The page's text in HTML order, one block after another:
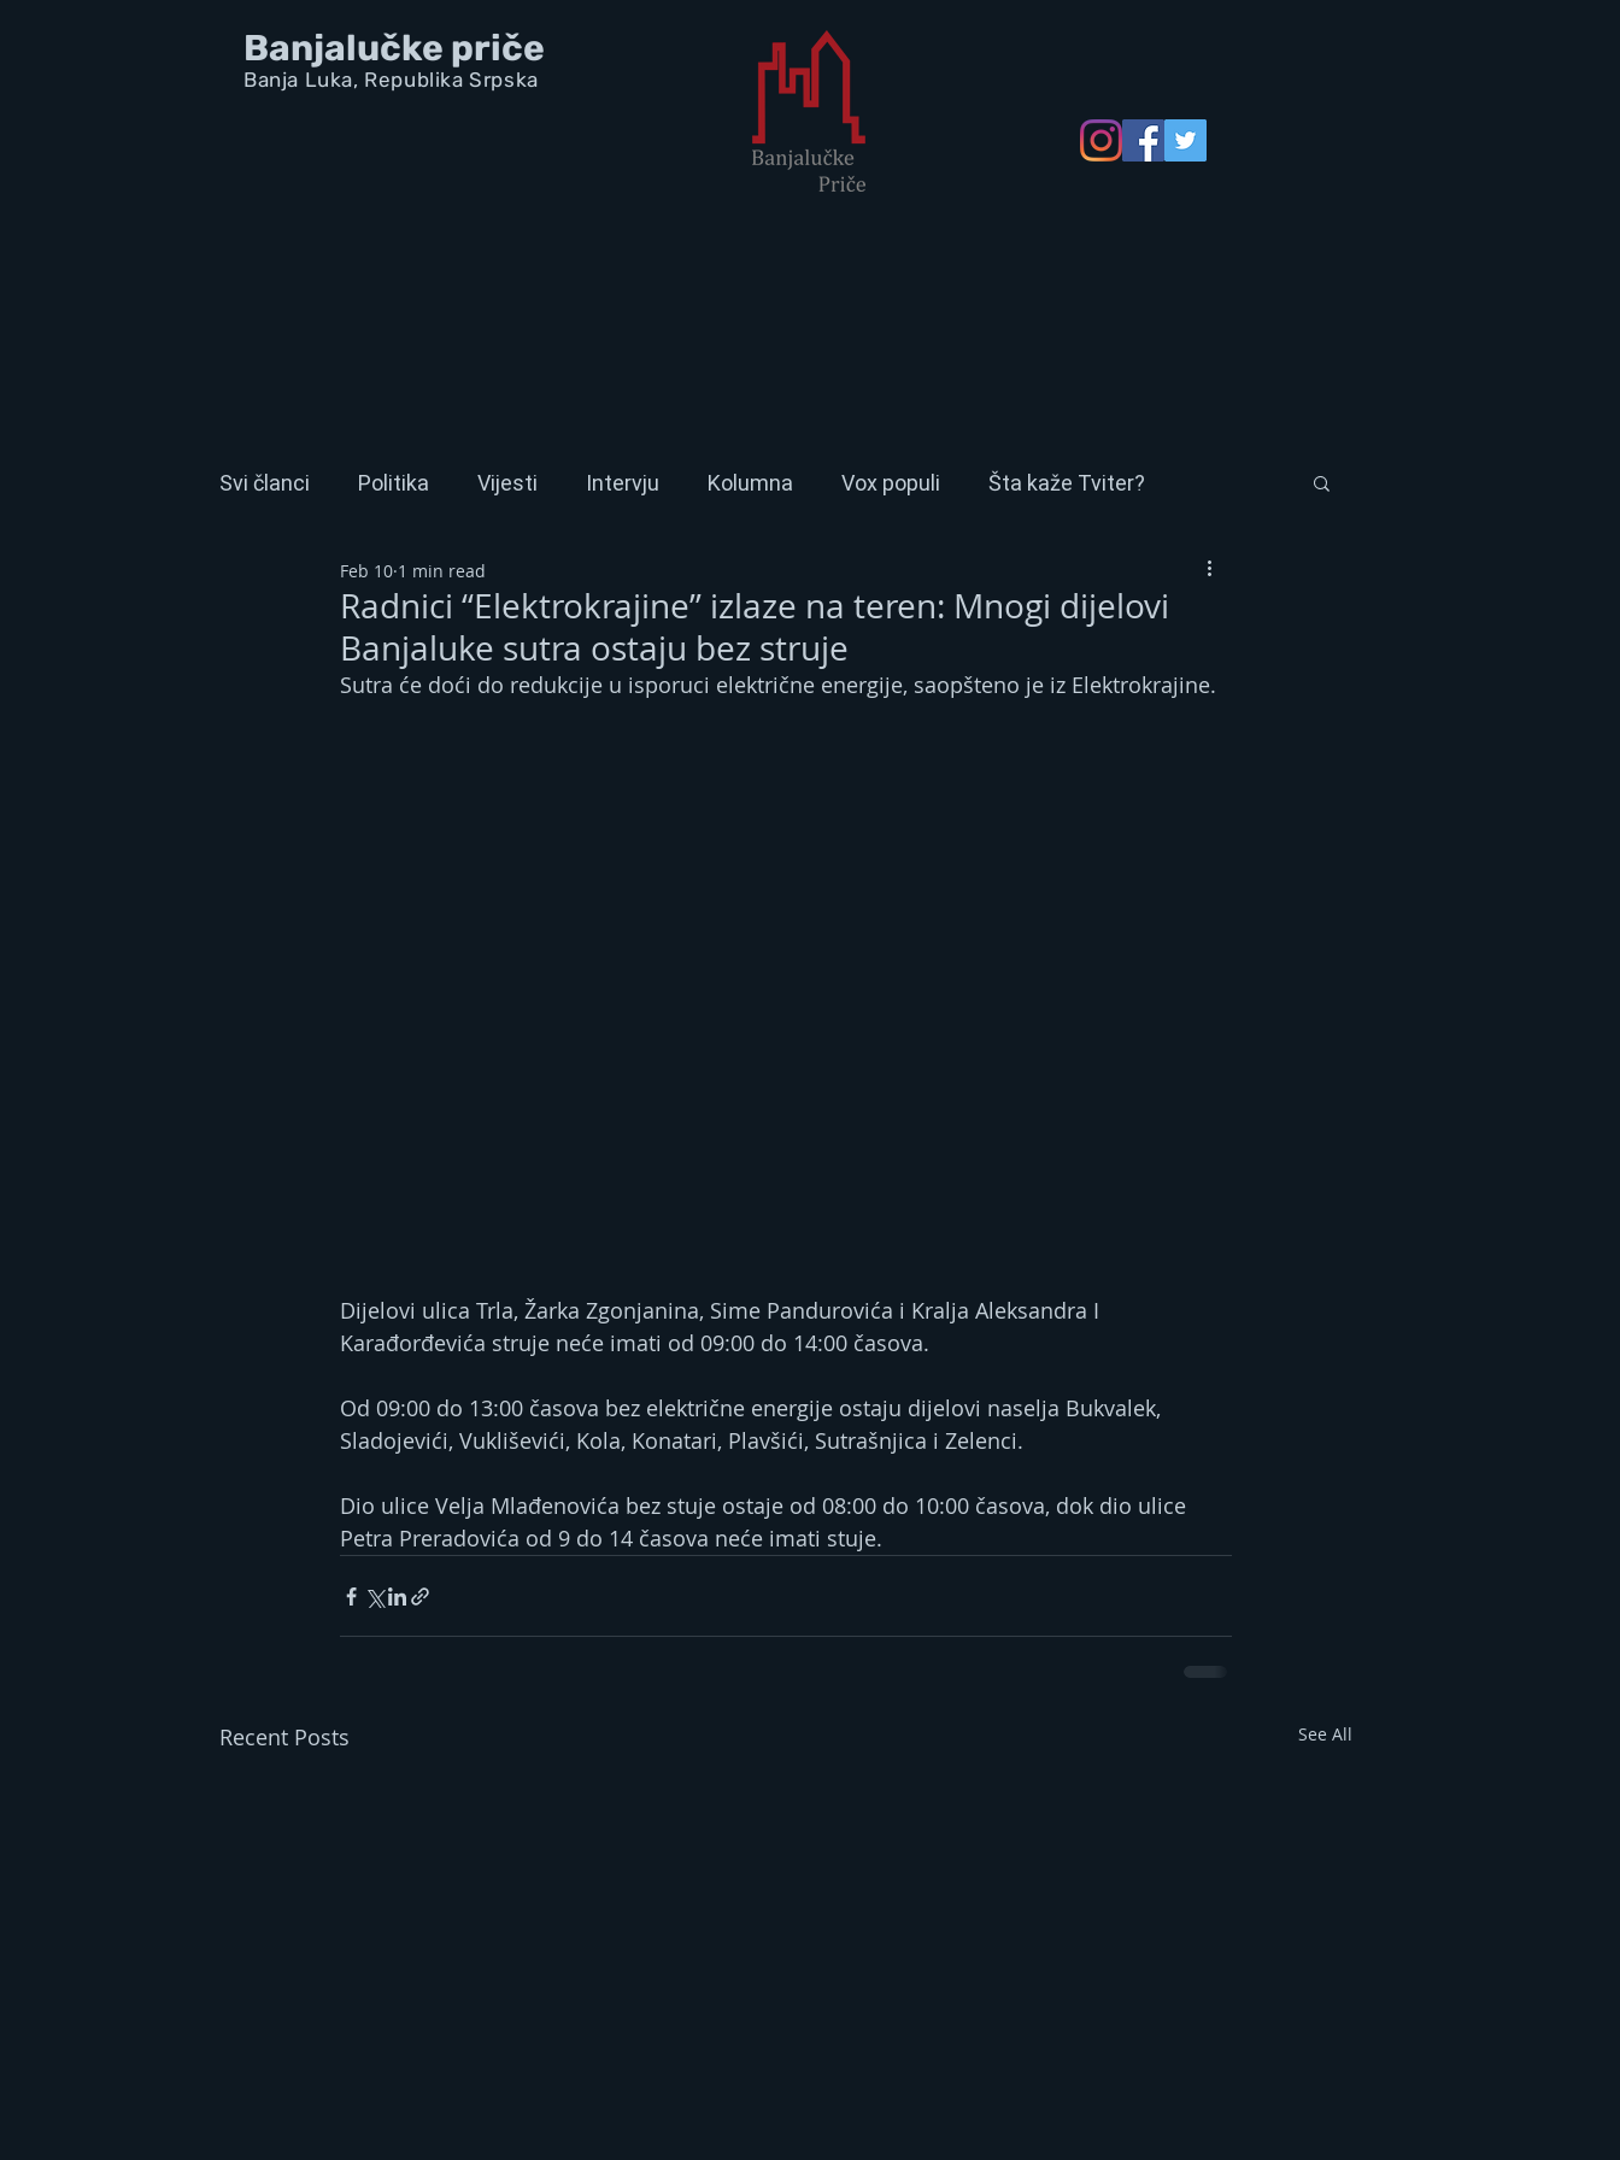
Banjalučke priče
Banja Luka, Republika Srpska
Svi članci Politika Vijesti Intervju Kolumna Vox populi Šta kaže Tviter?
Radnici “Elektrokrajine” izlaze na teren: Mnogi dijelovi
Banjaluke sutra ostaju bez struje
Feb 10 1 min read
Sutra će doći do redukcije u isporuci električne energije, saopšteno je iz Elektrokrajine.
Dijelovi ulica Trla, Žarka Zgonjanina, Sime Pandurovića i Kralja Aleksandra I
Karađorđevića struje neće imati od 09:00 do 14:00 časova.
Od 09:00 do 13:00 časova bez električne energije ostaju dijelovi naselja Bukvalek,
Sladojevići, Vukliševići, Kola, Konatari, Plavšići, Sutrašnjica i Zelenci.
Dio ulice Velja Mlađenovića bez stuje ostaje od 08:00 do 10:00 časova, dok dio ulice
Petra Preradovića od 9 do 14 časova neće imati stuje.
Recent Posts See All